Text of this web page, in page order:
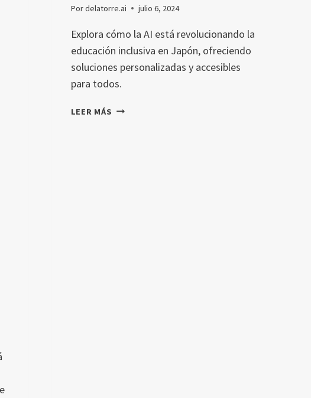
Pordelatorre.ai julio 6, 2024
Explora cómo la AI está revolucionando la
educación inclusiva en Japón, ofreciendo
soluciones personalizadas y accesibles
para todos.
LEER MÁS INCLUSIÓ